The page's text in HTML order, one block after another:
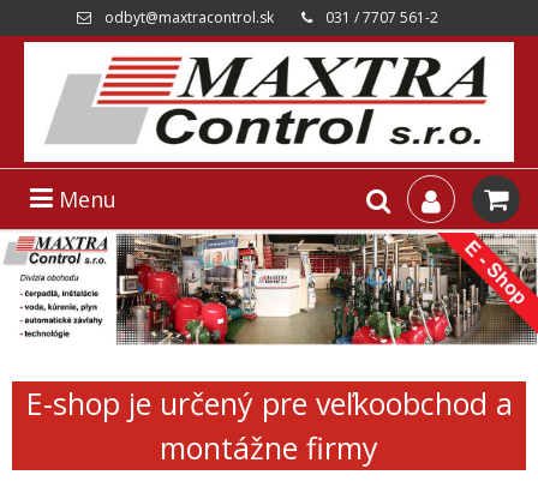
odbyt@maxtracontrol.sk 031 / 7707 561-2
Menu
E-shop je určený pre veľkoobchod a
montážne firmy